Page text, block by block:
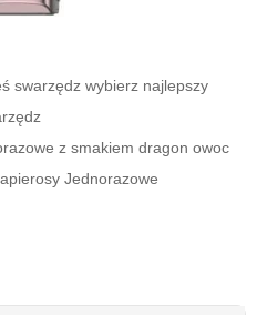
swarzędz wybierz najlepszy
z smakiem dragon owoc
Jednorazowe